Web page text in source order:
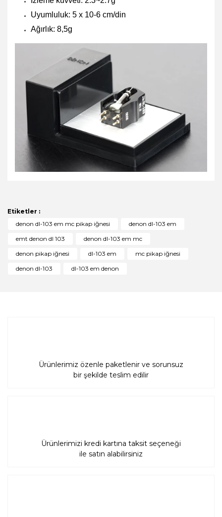
Uyumluluk: 5 x 10-6 cm/din
Ağırlık: 8,5g
Yorum Yaz
Ürün bilgilerinde hatalar bulunuyor.
Ürün fiyatı diğer sitelerden daha pahalı.
Etiketler :
denon dl-103 em mc pikap iğnesi
denon dl-103 em
emt denon dl 103
denon dl-103 em mc
denon pikap iğnesi
dl-103 em
mc pikap iğnesi
denon dl-103
dl-103 em denon
Ürünlerimiz özenle paketlenir ve sorunsuz
bir şekilde teslim edilir
Ürünlerimizi kredi kartına taksit seçeneği
ile satın alabilirsiniz